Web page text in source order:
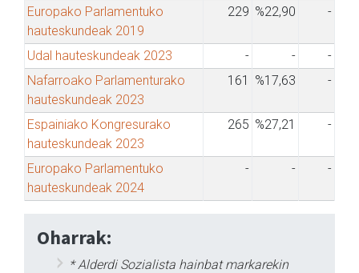
Europako Parlamentuko
hauteskundeak 2019
229 %22,90 -
Udal hauteskundeak 2023 - -
-
Nafarroako Parlamenturako
hauteskundeak 2023
161 %17,63 -
Espainiako Kongresurako
hauteskundeak 2023
265 %27,21 -
Europako Parlamentuko
hauteskundeak 2024
- - -
Oharrak:
* Alderdi Sozialista hainbat markarekin